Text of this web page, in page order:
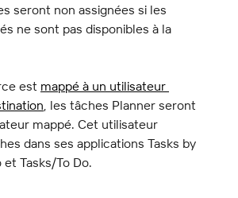
seront non assignées si les
ne sont pas disponibles à la
est mappé à un utilisateur
, les tâches Planner seront
mappé. Cet utilisateur
dans ses applications Tasks by
et Tasks/To Do.